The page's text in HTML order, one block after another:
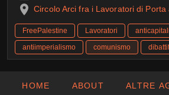
Circolo Arci fra i Lavoratori di Porta
FreePalestine Lavoratori
antiimperialismo
comunismo
HOME ABOUT ALTRE